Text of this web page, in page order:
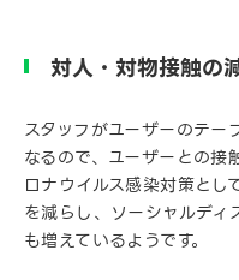
対人・対物接触の
スタッフがユーザーのテー
なるので、ユーザーとの接
ロナウイルス感染対策とし
を減らし、ソーシャルディ
も増えているようです。